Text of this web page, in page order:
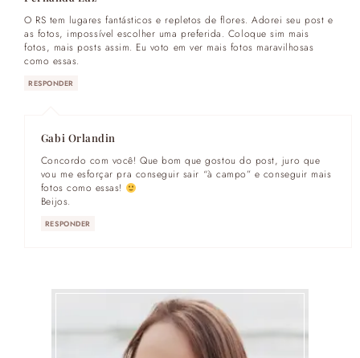
O RS tem lugares fantásticos e repletos de flores. Adorei seu post e
as fotos, impossível escolher uma preferida. Coloque sim mais
fotos, mais posts assim. Eu voto em ver mais fotos maravilhosas
como essas.
RESPONDER
Gabi Orlandin
Concordo com você! Que bom que gostou do post, juro que
vou me esforçar pra conseguir sair “à campo” e conseguir mais
fotos como essas!
Beijos.
RESPONDER